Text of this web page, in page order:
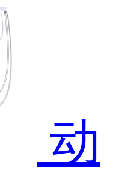
动